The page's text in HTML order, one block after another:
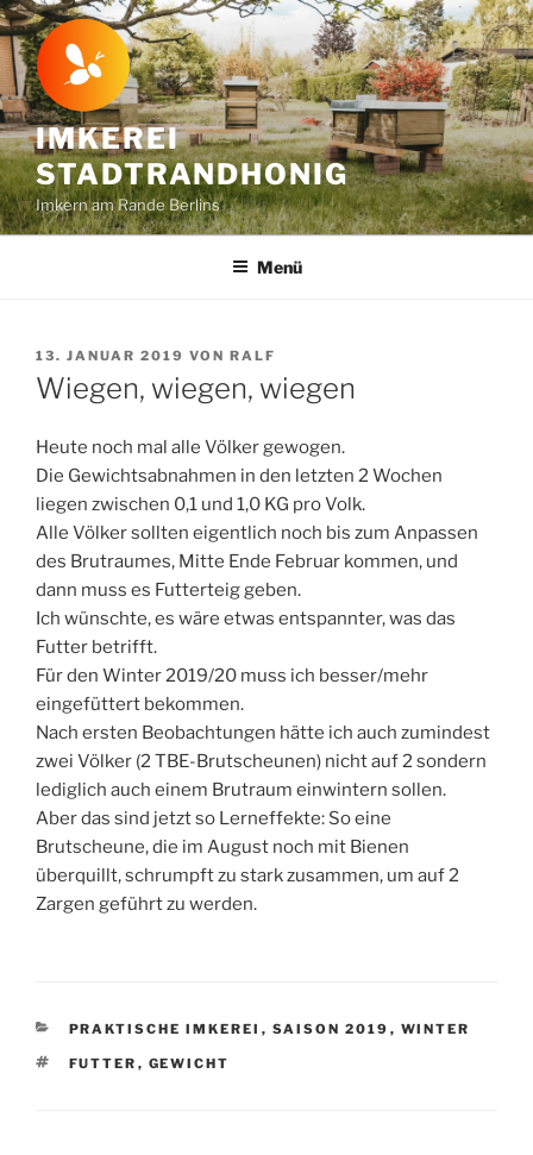
Zum
Inhalt
springen
IMKEREI
STADTRANDHONIG
Imkern am Rande Berlins
Menü
VERÖFFENTLICHT
AM
13. JANUAR 2019 VON RALF
Wiegen, wiegen, wiegen
Heute noch mal alle Völker gewogen.
Die Gewichtsabnahmen in den letzten 2 Wochen
liegen zwischen 0,1 und 1,0 KG pro Volk.
Alle Völker sollten eigentlich noch bis zum Anpassen
des Brutraumes, Mitte Ende Februar kommen, und
dann muss es Futterteig geben.
Ich wünschte, es wäre etwas entspannter, was das
Futter betrifft.
Für den Winter 2019/20 muss ich besser/mehr
eingefüttert bekommen.
Nach ersten Beobachtungen hätte ich auch zumindest
zwei Völker (2 TBE-Brutscheunen) nicht auf 2 sondern
lediglich auch einem Brutraum einwintern sollen.
Aber das sind jetzt so Lerneffekte: So eine
Brutscheune, die im August noch mit Bienen
überquillt, schrumpft zu stark zusammen, um auf 2
Zargen geführt zu werden.
KATEGORIEN
PRAKTISCHE IMKEREI , SAISON 2019 , WINTER
SCHLAGWÖRTER
FUTTER , GEWICHT